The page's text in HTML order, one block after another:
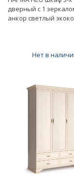
дверный с 1
анкор светлый
Нет в